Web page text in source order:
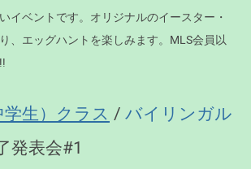
イベントです。オリジナルのイースター・
、エッグハントを楽しみます。MLS会員以
生）クラス / バイリンガル
発表会#1